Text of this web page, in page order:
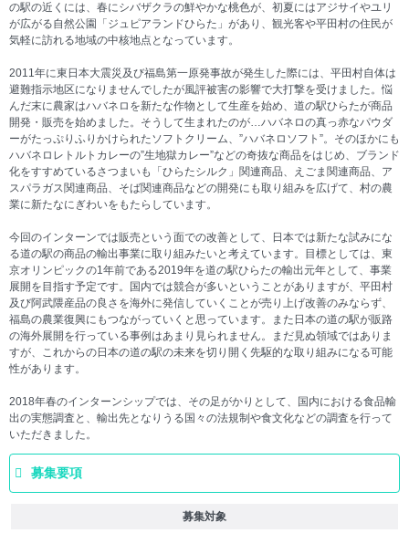
の駅の近くには、春にシバザクラの鮮やかな桃色が、初夏にはアジサイやユリ
が広がる自然公園「ジュピアランドひらた」があり、観光客や平田村の住民が
気軽に訪れる地域の中核地点となっています。
2011年に東日本大震災及び福島第一原発事故が発生した際には、平田村自体は
避難指示地区になりませんでしたが風評被害の影響で大打撃を受けました。悩
んだ末に農家はハバネロを新たな作物として生産を始め、道の駅ひらたが商品
開発・販売を始めました。そうして生まれたのが…ハバネロの真っ赤なパウダ
ーがたっぷりふりかけられたソフトクリーム、”ハバネロソフト”。そのほかにも
ハバネロレトルトカレーの”生地獄カレー”などの奇抜な商品をはじめ、ブランド
化をすすめているさつまいも「ひらたシルク」関連商品、えごま関連商品、ア
スパラガス関連商品、そば関連商品などの開発にも取り組みを広げて、村の農
業に新たなにぎわいをもたらしています。
今回のインターンでは販売という面での改善として、日本では新たな試みにな
る道の駅の商品の輸出事業に取り組みたいと考えています。目標としては、東
京オリンピックの1年前である2019年を道の駅ひらたの輸出元年として、事業
展開を目指す予定です。国内では競合が多いということがありますが、平田村
及び阿武隈産品の良さを海外に発信していくことが売り上げ改善のみならず、
福島の農業復興にもつながっていくと思っています。また日本の道の駅が販路
の海外展開を行っている事例はあまり見られません。まだ見ぬ領域ではありま
すが、これからの日本の道の駅の未来を切り開く先駆的な取り組みになる可能
性があります。
2018年春のインターンシップでは、その足がかりとして、国内における食品輸
出の実態調査と、輸出先となりうる国々の法規制や食文化などの調査を行って
いただきました。
募集要項
募集対象